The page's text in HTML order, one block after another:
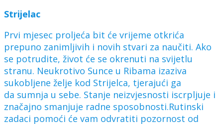
Strijelac
Prvi mjesec proljeća bit će vrijeme otkrića
prepuno zanimljivih i novih stvari za naučiti. Ako
se potrudite, život će se okrenuti na svijetlu
stranu. Neukrotivo Sunce u Ribama izaziva
sukobljene želje kod Strijelca, tjerajući ga
da sumnja u sebe. Stanje neizvjesnosti iscrpljuje i
značajno smanjuje radne sposobnosti.Rutinski
zadaci pomoći će vam odvratiti pozornost od